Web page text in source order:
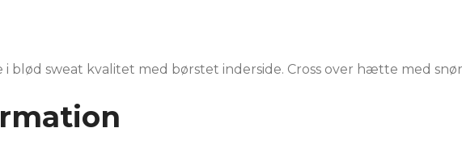
blød sweat kvalitet med børstet inderside. Cross over hætte med